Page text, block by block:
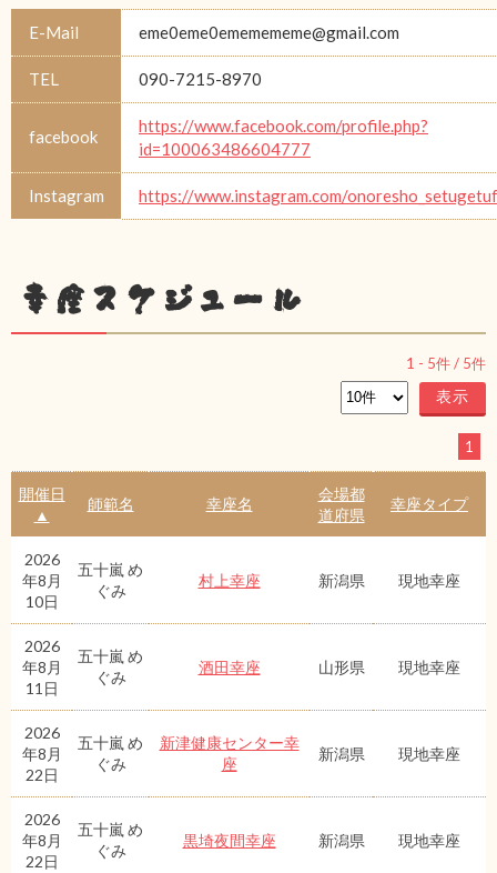
E-Mail eme0eme0ememememe@gmail.com
TEL 090-7215-8970
facebook
https://www.facebook.com/profile.php?
id=100063486604777
Instagram https://www.instagram.com/
幸座スケジュール
1 - 5件 / 5件
1
開催日
▲
師範名 幸座名
会場都
道府県
幸座タイプ
2026
年8月
10日
五十嵐 め
ぐみ
村上幸座 新潟県 現地幸座
2026
年8月
11日
五十嵐 め
ぐみ
酒田幸座 山形県 現地幸座
2026
年8月
22日
五十嵐 め
ぐみ
新津健康センター幸
座
新潟県 現地幸座
2026
年8月
22日
五十嵐 め
ぐみ
黒埼夜間幸座 新潟県 現地幸座